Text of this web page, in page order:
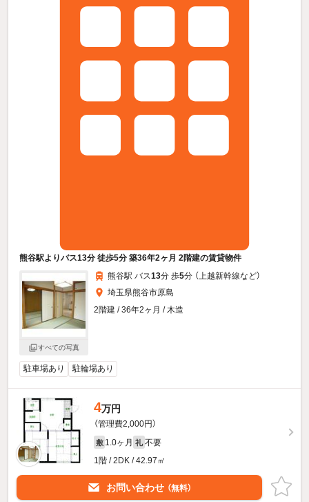
熊谷駅よりバス13分 徒歩5分 築36年2ヶ月 2階建の賃貸物件
すべての写真
熊谷駅 バス13分 歩5分 （上越新幹線など）
埼玉県熊谷市原島
2階建 / 36年2ヶ月 / 木造
駐車場あり 駐輪場あり
4万円
（管理費2,000円）
敷 1.0ヶ月 礼 不要
1階 / 2DK / 42.97㎡
お問い合わせ （無料）